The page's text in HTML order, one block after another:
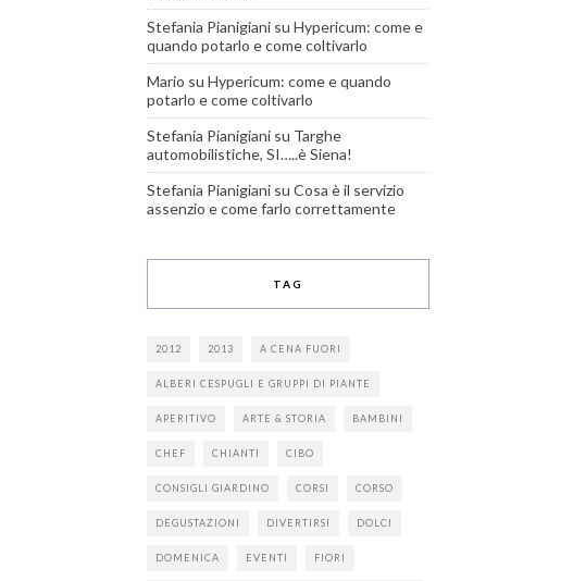
Stefania Pianigiani su Hypericum: come e
quando potarlo e come coltivarlo
Mario su Hypericum: come e quando
potarlo e come coltivarlo
Stefania Pianigiani su Targhe
automobilistiche, SI…..è Siena!
Stefania Pianigiani su Cosa è il servizio
assenzio e come farlo correttamente
TAG
2012 2013 A CENA FUORI
ALBERI CESPUGLI E GRUPPI DI PIANTE
APERITIVO ARTE & STORIA BAMBINI
CHEF CHIANTI CIBO
CONSIGLI GIARDINO CORSI CORSO
DEGUSTAZIONI DIVERTIRSI DOLCI
DOMENICA EVENTI FIORI